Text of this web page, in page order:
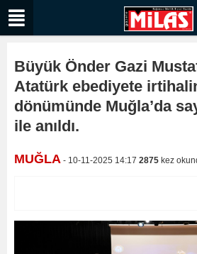
Büyük Önder Gazi
Atatürk ebediyete
dönümünde Muğla’da
ile anıldı.
MUĞLA - 10-11-2025 14:17 2875 kez